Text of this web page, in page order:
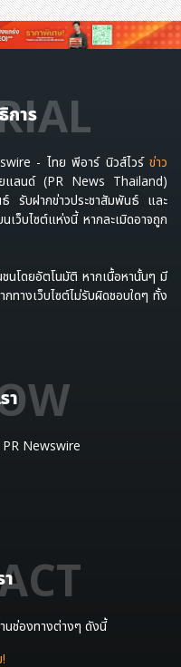
การ
- ไทย พีอาร์ นิวส์ไวร์ ข่าว
แลนด์ (PR News Thailand)
ธ์ รับฝากข่าวประชาสัมพันธ์ และ
เว็บไซต์แห่งนี้ หากละเมิดอาจถูก
นโดยอัตโนมัติ หากเนื้อหานั้นๆ มี
ทางเว็บไซต์ไม่รับผิดชอบใดๆ ทั้ง
า
PR Newswire
นช่องทางต่างๆ ดังนี้